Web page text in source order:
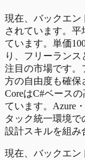
現在、バックエン
されています。平
ています。単価
り、フリーラン
注目の市場です。
方の自由度も確保
CoreはC#ベース
ています。Azure
タック統一環境
設計スキルを組み
現在、バックエン